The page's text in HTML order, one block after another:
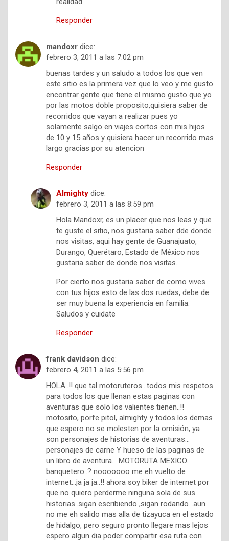
Responder
mandoxr dice:
febrero 3, 2011 a las 7:02 pm
buenas tardes y un saludo a todos los que ven
este sitio es la primera vez que lo veo y me gusto
encontrar gente que tiene el mismo gusto que yo
por las motos doble proposito,quisiera saber de
recorridos que vayan a realizar pues yo
solamente salgo en viajes cortos con mis hijos
de 10 y 15 años y quisiera hacer un recorrido mas
largo gracias por su atencion
Responder
Almighty dice:
febrero 3, 2011 a las 8:59 pm
Hola Mandoxr, es un placer que nos leas y que
te guste el sitio, nos gustaria saber dde donde
nos visitas, aqui hay gente de Guanajuato,
Durango, Querétaro, Estado de México nos
gustaria saber de donde nos visitas.
Por cierto nos gustaria saber de como vives
con tus hijos esto de las dos ruedas, debe de
ser muy buena la experiencia en familia.
Saludos y cuidate
Responder
frank davidson dice:
febrero 4, 2011 a las 5:56 pm
HOLA..!! que tal motoruteros…todos mis respetos
para todos los que llenan estas paginas con
aventuras que solo los valientes tienen..!!
motosito, porfe pitol, almighty..y todos los demas
que espero no se molesten por la omisión, ya
son personajes de historias de aventuras…
personajes de carne Y hueso de las paginas de
un libro de aventura… MOTORUTA MEXICO.
banquetero..? nooooooo me eh vuelto de
internet…ja ja ja..!! ahora soy biker de internet por
que no quiero perderme ninguna sola de sus
historias..sigan escribiendo ,sigan rodando…aun
no me eh salido mas alla de tizayuca en el estado
de hidalgo, pero seguro pronto llegare mas lejos
espero algun dia poder compartir esa ruta con